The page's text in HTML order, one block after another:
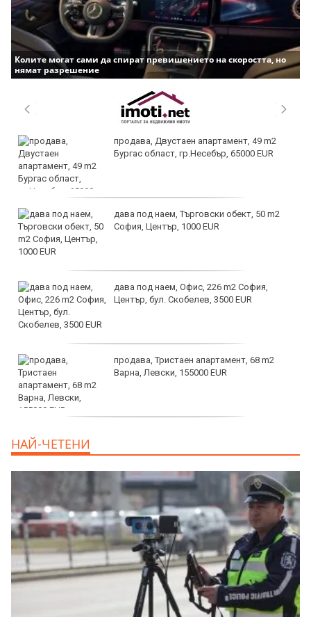
Колите могат сами да спират превишението на скоростта, но
нямат разрешение
продава, Двустаен апартамент, 49 m2
Бургас област, гр.Несебър, 65000 EUR
дава под наем, Търговски обект, 50 m2
София, Център, 1000 EUR
дава под наем, Офис, 226 m2 София,
Център, бул. Скобелев, 3500 EUR
продава, Тристаен апартамент, 68 m2
Варна, Левски, 155000 EUR
НАЙ-ЧЕТЕНИ